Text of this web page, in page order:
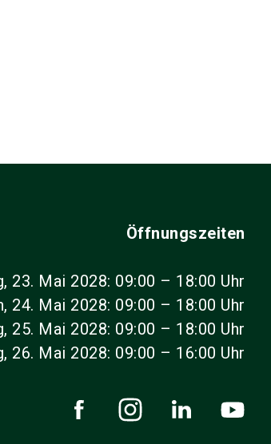
Öffnungszeiten
23. Mai 2028: 09:00 – 18:00 Uhr
24. Mai 2028: 09:00 – 18:00 Uhr
25. Mai 2028: 09:00 – 18:00 Uhr
26. Mai 2028: 09:00 – 16:00 Uhr